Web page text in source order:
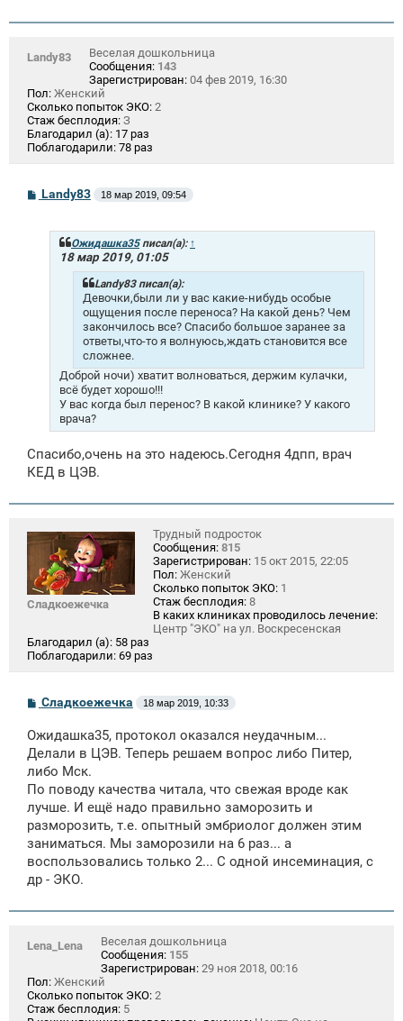
Landy83
Веселая дошкольница
Сообщения: 143
Зарегистрирован: 04 фев 2019, 16:30
Пол: Женский
Сколько попыток ЭКО: 2
Стаж бесплодия: З
Благодарил (а): 17 раз
Поблагодарили: 78 раз
С
о
Landy83 18 мар 2019, 09:54
Ожидашка35писал(а): ↑
18 мар 2019, 01:05
Landy83 писал(а):
Девочки,были ли у вас какие-нибудь особые
ощущения после переноса? На какой день? Чем
закончилось все? Спасибо большое заранее за
ответы,что-то я волнуюсь,ждать становится все
сложнее.
Доброй ночи) хватит волноваться, держим кулачки,
всё будет хорошо!!!
У вас когда был перенос? В какой клинике? У какого
врача?
Спасибо,очень на это надеюсь.Сегодня 4дпп, врач
КЕД в ЦЭВ.
Сладкоежечка
Трудный подросток
Сообщения: 815
Зарегистрирован: 15 окт 2015, 22:05
Пол: Женский
Сколько попыток ЭКО: 1
Стаж бесплодия: 8
В каких клиниках проводилось лечение:
Центр "ЭКО" на ул. Воскресенская
Благодарил (а): 58 раз
Поблагодарили: 69 раз
С
о
б
щ
н
и
Сладкоежечка 18 мар 2019, 10:33
Ожидашка35, протокол оказался неудачным...
Делали в ЦЭВ. Теперь решаем вопрос либо Питер,
либо Мск.
По поводу качества читала, что свежая вроде как
лучше. И ещё надо правильно заморозить и
разморозить, т.е. опытный эмбриолог должен этим
заниматься. Мы заморозили на 6 раз... а
воспользовались только 2... С одной инсеминация, с
др - ЭКО.
Lena_Lena
Веселая дошкольница
Сообщения: 155
Зарегистрирован: 29 ноя 2018, 00:16
Пол: Женский
Сколько попыток ЭКО: 2
Стаж бесплодия: 5